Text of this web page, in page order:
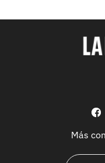
Más